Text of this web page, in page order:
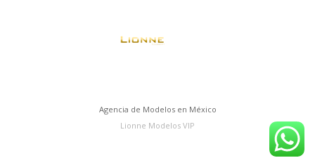
Agencia de Modelos en México
Lionne Modelos VIP